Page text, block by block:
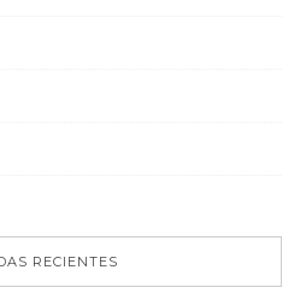
RECIENTES